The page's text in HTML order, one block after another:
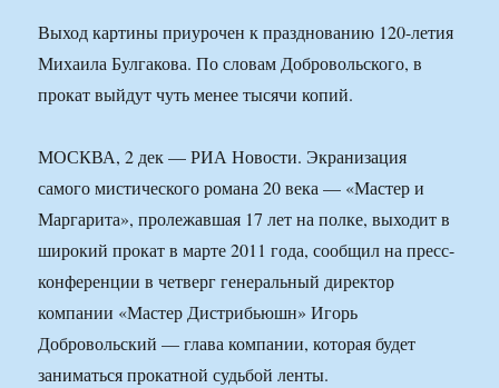
Выход картины приурочен к празднованию 120-летия
Михаила Булгакова. По словам Добровольского, в
прокат выйдут чуть менее тысячи копий.
МОСКВА, 2 дек — РИА Новости. Экранизация
самого мистического романа 20 века — «Мастер и
Маргарита», пролежавшая 17 лет на полке, выходит в
широкий прокат в марте 2011 года, сообщил на пресс-
конференции в четверг генеральный директор
компании «Мастер Дистрибьюшн» Игорь
Добровольский — глава компании, которая будет
заниматься прокатной судьбой ленты.